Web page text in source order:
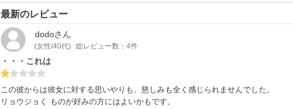
最新のレビュー
dodoさん
(女性/40代) 総レビュー数：4件
・・・これは
この彼からは彼女に対する思いやりも、慈しみも全く感じられませんでした。
リョウジョく ものが好みの方にはよいかもです。